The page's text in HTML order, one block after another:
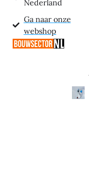
Nederland
Ga naar onze
webshop